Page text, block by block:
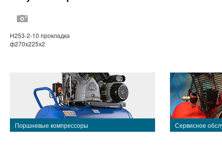
Н253-2-10 прокладка
ф270x225х2
Поршневые компрессоры Сервисное